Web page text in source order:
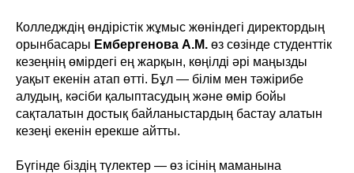
Колледждің өндірістік жұмыс жөніндегі директордың
орынбасары Ембергенова А.М. өз сөзінде студенттік
кезеңнің өмірдегі ең жарқын, көңілді әрі маңызды
уақыт екенін атап өтті. Бұл — білім мен тәжірибе
алудың, кәсіби қалыптасудың және өмір бойы
сақталатын достық байланыстардың бастау алатын
кезеңі екенін ерекше айтты.
Бүгінде біздің түлектер — өз ісінің маманына